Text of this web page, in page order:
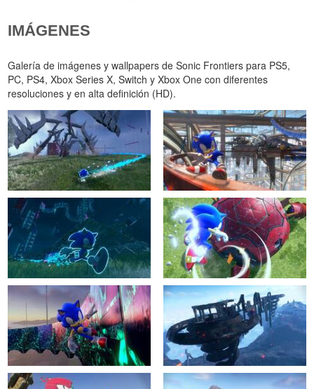
IMÁGENES
Galería de imágenes y wallpapers de Sonic Frontiers para PS5,
PC, PS4, Xbox Series X, Switch y Xbox One con diferentes
resoluciones y en alta definición (HD).